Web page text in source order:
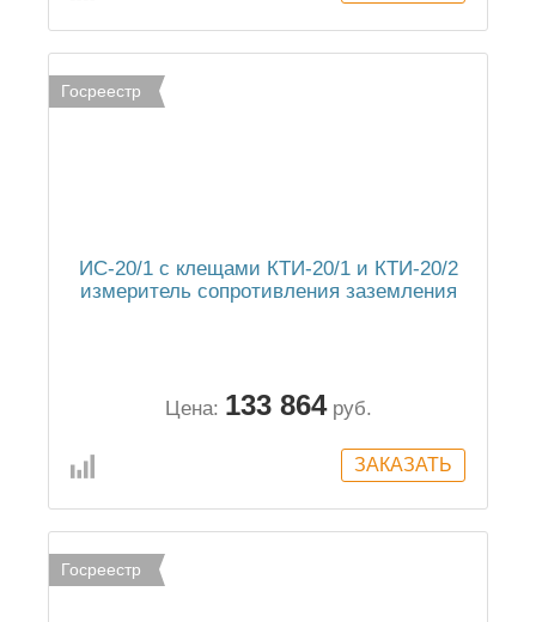
Госреестр
ИС-20/1 с клещами КТИ-20/1 и КТИ-20/2
измеритель сопротивления заземления
Цена: 133 864 руб.
Госреестр